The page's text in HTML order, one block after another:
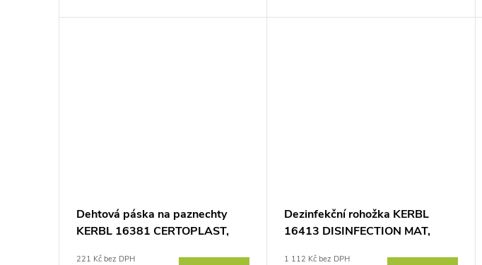
k
Dehtová páska na paznechty
KERBL 16381 CERTOPLAST,
221 Kč bez DPH
Dezinfekční rohožka KERBL
16413 DISINFECTION MAT,
1 112 Kč bez DPH